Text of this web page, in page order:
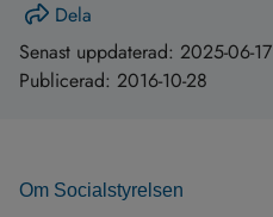
Dela
Senast uppdaterad: 2025-06-17
Publicerad: 2016-10-28
Om Socialstyrelsen